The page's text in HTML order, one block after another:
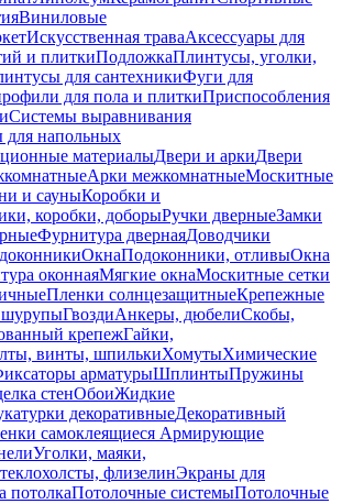
Виниловые
Искусственная траваАксессуары для
и плиткиПодложкаПлинтусы, уголки,
для сантехникиФуги для
для пола и плиткиПриспособления
Системы выравнивания
для напольных
материалыДвери и аркиДвери
Арки межкомнатныеМоскитные
и сауныКоробки и
коробки, доборыРучки дверныеЗамки
Фурнитура двернаяДоводчики
ОкнаПодоконники, отливыОкна
оконнаяМягкие окнаМоскитные сетки
Пленки солнцезащитныеКрепежные
шурупыГвоздиАнкеры, дюбелиСкобы,
крепежГайки,
винты, шпилькиХомутыХимические
арматурыШплинтыПружины
стенОбоиЖидкие
декоративныеДекоративный
самоклеящиеся Армирующие
Уголки, маяки,
флизелинЭкраны для
потолкаПотолочные системыПотолочные